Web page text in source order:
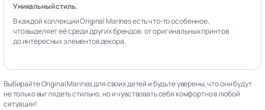
Уникальный стиль.
В каждой коллекции Original Marines есть что‑то особенное,
что выделяет её среди других брендов: от оригинальных принтов
до интересных элементов декора.
Выбирайте Original Marines для своих детей и будьте уверены, что они будут
не только выглядеть стильно, но и чувствовать себя комфортно в любой
ситуации!